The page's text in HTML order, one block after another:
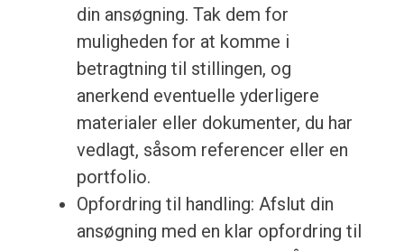
din ansøgning. Tak dem for
muligheden for at komme i
betragtning til stillingen, og
anerkend eventuelle yderligere
materialer eller dokumenter, du har
vedlagt, såsom referencer eller en
portfolio.
Opfordring til handling: Afslut din
ansøgning med en klar opfordring til